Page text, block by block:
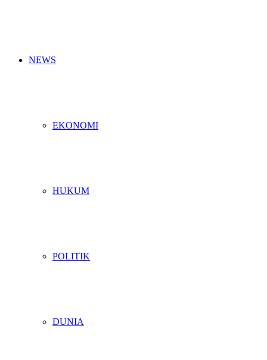
NEWS
EKONOMI
HUKUM
POLITIK
DUNIA